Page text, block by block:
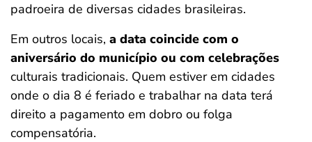
padroeira de diversas cidades brasileiras.
Em outros locais, a data coincide com o
aniversário do município ou com celebrações
culturais tradicionais. Quem estiver em cidades
onde o dia 8 é feriado e trabalhar na data terá
direito a pagamento em dobro ou folga
compensatória.